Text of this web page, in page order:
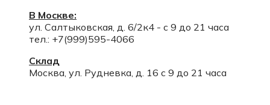
В Москве:
ул. Салтыковская, д. 6/2к4 - с 9 до 21 часа
тел.: +7(999)595-4066
Склад
Москва, ул. Рудневка, д. 16 с 9 до 21 часа